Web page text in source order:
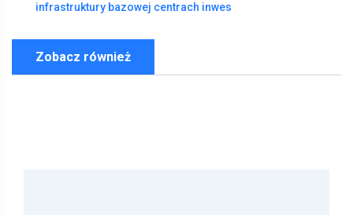
infrastruktury bazowej centrach inwes
Zobacz również